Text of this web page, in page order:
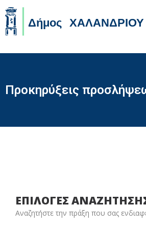
Προκηρύξεις
ΕΠΙΛΟΓΕΣ
Αναζητήστε την πράξη που σας